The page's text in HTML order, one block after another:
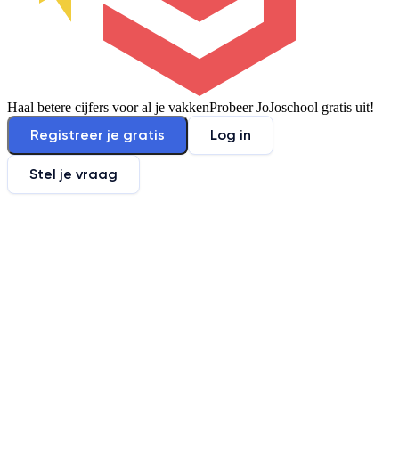
Haal betere cijfers voor al je vakkenProbeer JoJoschool gratis uit!
Registreer je gratis Log in
Stel je vraag